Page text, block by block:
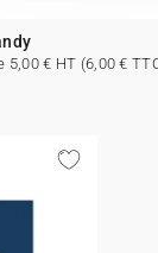
5,00 € HT (6,00 €